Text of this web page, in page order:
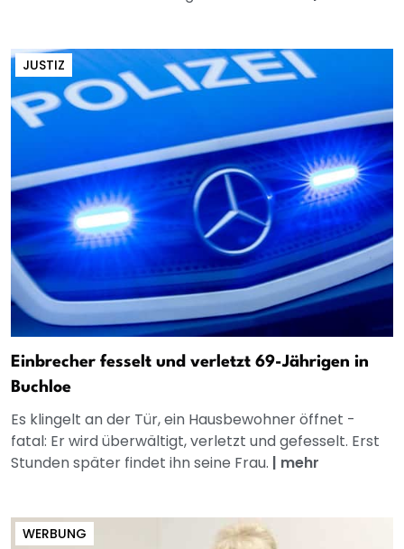
JUSTIZ
Einbrecher fesselt und verletzt 69-Jährigen in
Buchloe
Es klingelt an der Tür, ein Hausbewohner öffnet -
fatal: Er wird überwältigt, verletzt und gefesselt. Erst
Stunden später findet ihn seine Frau. | mehr
WERBUNG